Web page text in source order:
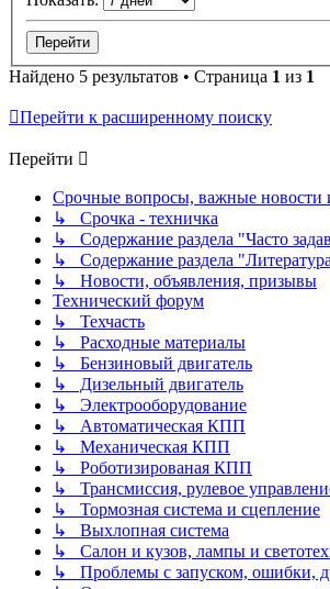
Найдено 5 результатов • Страница 1 из 1
Перейти к расширенному поиску
Перейти
Срочные вопросы, важные новости
↳ Срочка - техничка
↳ Содержание раздела "Часто
↳ Содержание раздела
↳ Новости, объявления, призывы
Технический форум
↳ Техчасть
↳ Расходные материалы
↳ Бензиновый двигатель
↳ Дизельный двигатель
↳ Электрооборудование
↳ Автоматическая КПП
↳ Механическая КПП
↳ Роботизированая КПП
↳ Трансмиссия, рулевое
↳ Тормозная система и сцепление
↳ Выхлопная система
↳ Салон и кузов, лампы и
↳ Проблемы с запуском, ошибки,